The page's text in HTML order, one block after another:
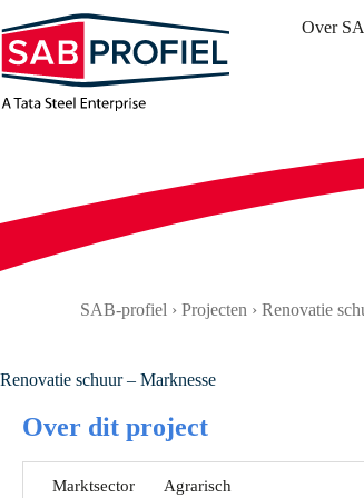
naar
de
inhoud
Over
SAB-profiel › Projecten › Renovatie
Renovatie schuur – Marknesse
Over dit project
Marktsector Agrarisch